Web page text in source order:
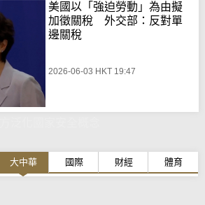
美國以「強迫勞動」為由擬
加徵關稅 外交部：反對單
邊關稅
2026-06-03 HKT 19:47
大中華 國際 財經 體育